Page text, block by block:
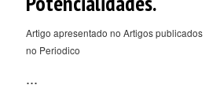
Artigo apresentado no Artigos publicados
no Periodico
...